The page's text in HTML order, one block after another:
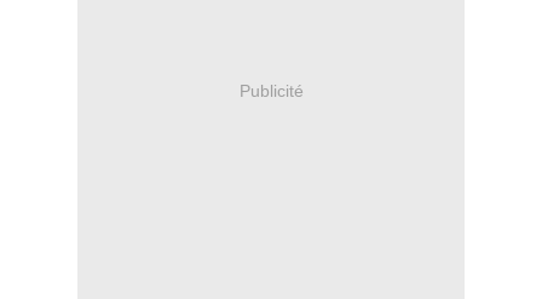
Publicité